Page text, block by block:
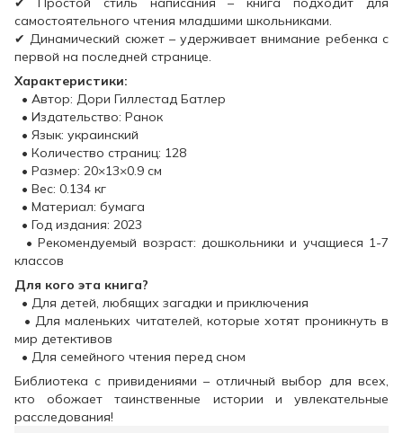
самостоятельного чтения младшими школьниками.
✔ Динамический сюжет – удерживает внимание ребенка с
первой на последней странице.
Характеристики:
• Автор: Дори Гиллестад Батлер
• Издательство: Ранок
• Язык: украинский
• Количество страниц: 128
• Размер: 20×13×0.9 см
• Вес: 0.134 кг
• Материал: бумага
• Год издания: 2023
• Рекомендуемый возраст: дошкольники и учащиеся 1-7
классов
Для кого эта книга?
• Для детей, любящих загадки и приключения
• Для маленьких читателей, которые хотят проникнуть в
мир детективов
• Для семейного чтения перед сном
Библиотека с привидениями – отличный выбор для всех,
кто обожает таинственные истории и увлекательные
расследования!